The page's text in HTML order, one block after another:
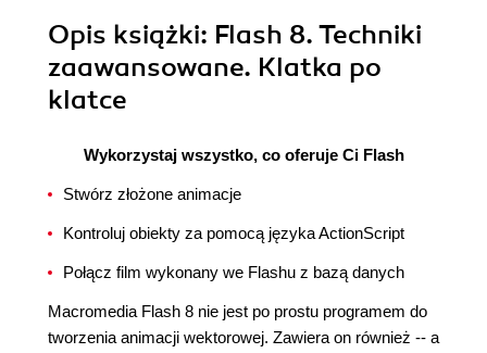
Opis książki: Flash 8. Techniki
zaawansowane. Klatka po
klatce
Wykorzystaj wszystko, co oferuje Ci Flash
Stwórz złożone animacje
Kontroluj obiekty za pomocą języka ActionScript
Połącz film wykonany we Flashu z bazą danych
Macromedia Flash 8 nie jest po prostu programem do
tworzenia animacji wektorowej. Zawiera on również -- a